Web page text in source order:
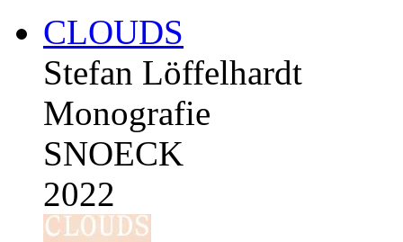
CLOUDS
Stefan Löffelhardt
Monografie
SNOECK
2022